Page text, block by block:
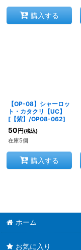
購入する
【OP-08】シャーロッ
ト・カタクリ【UC】
[ 【紫】/OP08-062]
50 円 (税込)
在庫5個
購入する
ホーム
お気に入り